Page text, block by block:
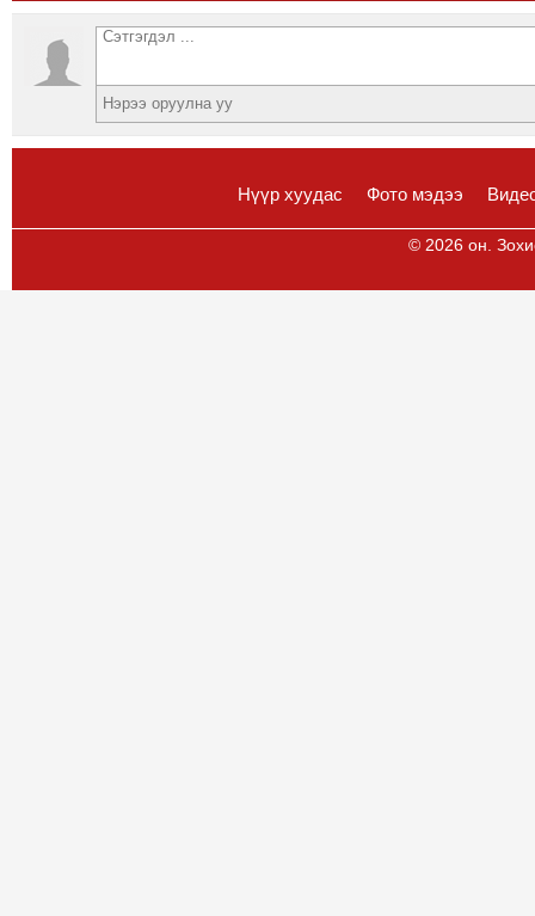
Нүүр хуудас Фото мэдээ
© 2026 он.